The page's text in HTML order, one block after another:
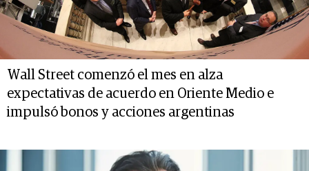
Wall Street comenzó el mes en alza
expectativas de acuerdo en Oriente Medio e
impulsó bonos y acciones argentinas